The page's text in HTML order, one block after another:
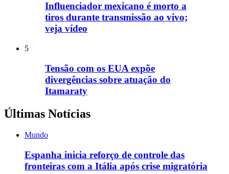
Influenciador mexicano é morto a
tiros durante transmissão ao vivo;
veja vídeo
5
Tensão com os EUA expõe
divergências sobre atuação do
Itamaraty
Últimas Notícias
Mundo
Espanha inicia reforço de controle das
fronteiras com a Itália após crise migratória